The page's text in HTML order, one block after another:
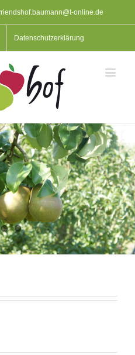
online.de
Datenschutzerklärung